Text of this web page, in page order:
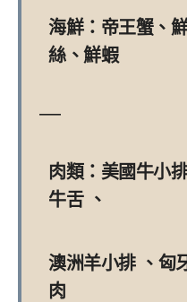
海鮮：帝王蟹、
絲、鮮蝦
—
肉類：美國牛小
牛舌 、
澳洲羊小排 、匈
肉